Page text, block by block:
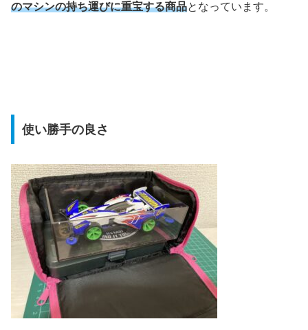
のマシンの持ち運びに重宝する商品となっています。
使い勝手の良さ